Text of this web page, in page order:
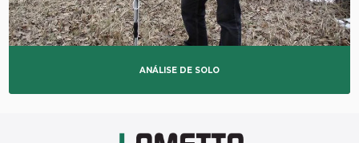
ANÁLISE DE SOLO